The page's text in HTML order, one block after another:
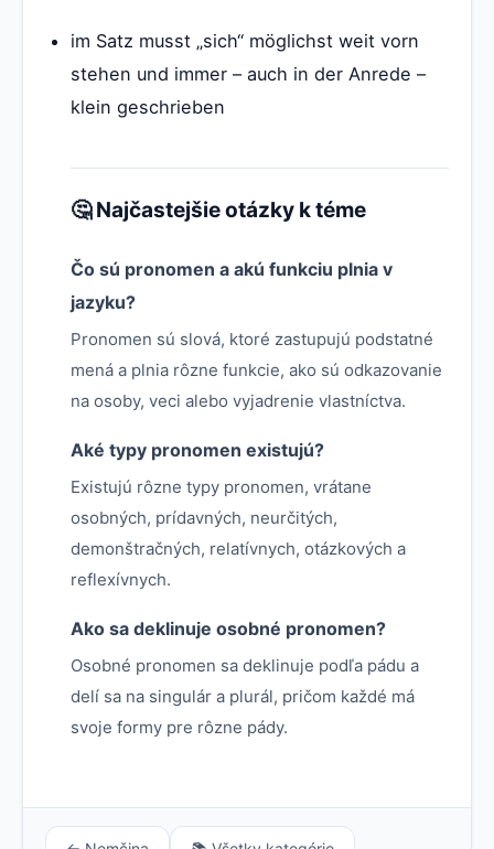
im Satz musst „sich“ möglichst weit vorn
stehen und immer – auch in der Anrede –
klein geschrieben
🤔 Najčastejšie otázky k téme
Čo sú pronomen a akú funkciu plnia v
jazyku?
Pronomen sú slová, ktoré zastupujú podstatné
mená a plnia rôzne funkcie, ako sú odkazovanie
na osoby, veci alebo vyjadrenie vlastníctva.
Aké typy pronomen existujú?
Existujú rôzne typy pronomen, vrátane
osobných, prídavných, neurčitých,
demonštračných, relatívnych, otázkových a
reflexívnych.
Ako sa deklinuje osobné pronomen?
Osobné pronomen sa deklinuje podľa pádu a
delí sa na singulár a plurál, pričom každé má
svoje formy pre rôzne pády.